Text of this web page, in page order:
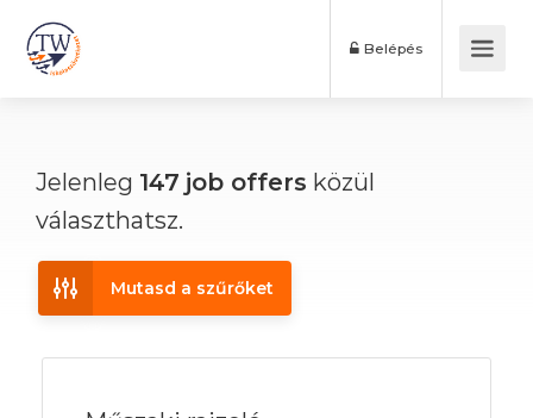
Belépés
Jelenleg 147 job offers közül
választhatsz.
Mutasd a szűrőket